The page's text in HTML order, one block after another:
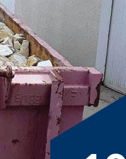
des déchets pour ne pas
apportent un
des bennes à